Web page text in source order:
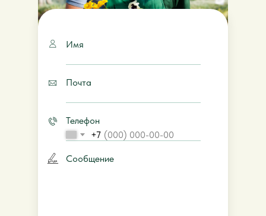
Имя
Почта
Телефон
+7
Сообщение